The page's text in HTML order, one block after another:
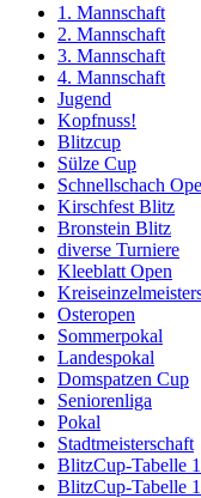
1. Mannschaft
2. Mannschaft
3. Mannschaft
4. Mannschaft
Jugend
Kopfnuss!
Blitzcup
Sülze Cup
Schnellschach
Kirschfest Blitz
Bronstein Blitz
diverse Turniere
Kleeblatt Open
Osteropen
Sommerpokal
Landespokal
Domspatzen Cup
Seniorenliga
Pokal
Stadtmeisterschaft
BlitzCup-Tabelle
BlitzCup-Tabelle